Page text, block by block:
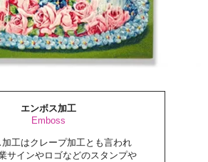
エンボス加工
Emboss
加工はクレープ加工とも言われ
サインやロゴなどのスタンプや